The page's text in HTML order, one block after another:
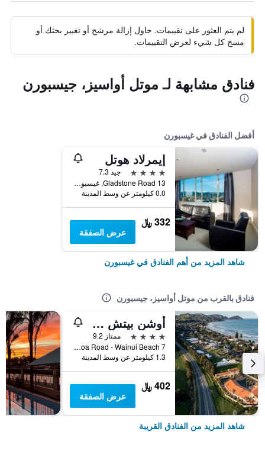
لم يتم العثور على تقييمات. حاول إزالة مرشح أو تغيير بحثك أو
مسح كل شيء لعرض التقييمات.
فنادق مشابهة لـ موتل أواسيز، جيسبورن
أفضل الفنادق في غيسبورن
إيمرلاد هوتل
4 نجوم
جيد 7.3
13 Gladstone Road, غيسبورن, نيوزيلندا
0.0 كيلومتر عن وسط المدينة
332 ﷼
عرض الصفقة
شاهد المزيد من أهم الفنادق في غيسبورن
فنادق بالقرب من موتل أواسيز، جيسبورن
أوشن بيتش واينوي
4 نجوم
ممتاز 9.2
7 Oneroa Road - Wainui Beach, غيسبورن, نيوزيلندا
1.3 كيلومتر عن وسط المدينة
402 ﷼
عرض الصفقة
شاهد المزيد من الفنادق القريبة